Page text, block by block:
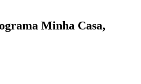
Minha Casa,